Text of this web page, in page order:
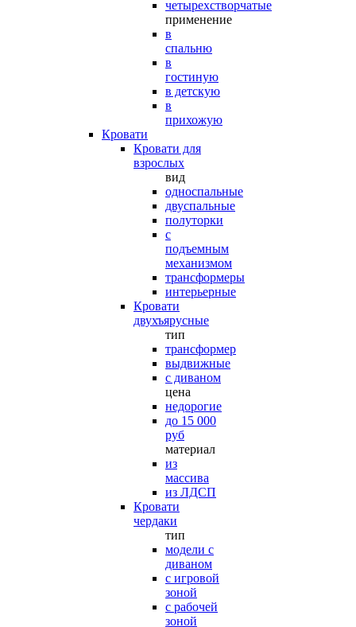
четырехстворчатые
применение
в
спальню
в
гостиную
в детскую
в
прихожую
Кровати
Кровати для
взрослых
вид
односпальные
двуспальные
полуторки
с
подъемным
механизмом
трансформеры
интерьерные
Кровати
двухъярусные
тип
трансформер
выдвижные
с диваном
цена
недорогие
до 15 000
руб
материал
из
массива
из ЛДСП
Кровати
чердаки
тип
модели с
диваном
с игровой
зоной
с рабочей
зоной